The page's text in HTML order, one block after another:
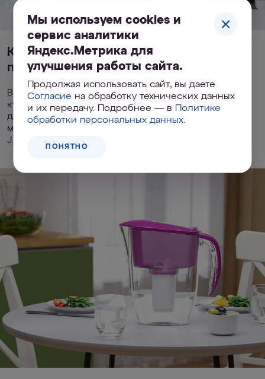
Когда на кухне есть маленький
помощник
В таком случае лучше выбрать ударопрочный
кувшин. Такой фильтр будет абсолютно безопасен
для малыша. К падениям и царапинам устойчивы
модели
J.SHMIDT 500
Мы используем cookies и
сервис аналитики
Яндекс.Метрика для
улучшения работы сайта.
Продолжая использовать сайт, вы даете
Согласие на обработку технических данных
и их передачу. Подробнее — в Политике
обработки персональных данных
ПОНЯТНО